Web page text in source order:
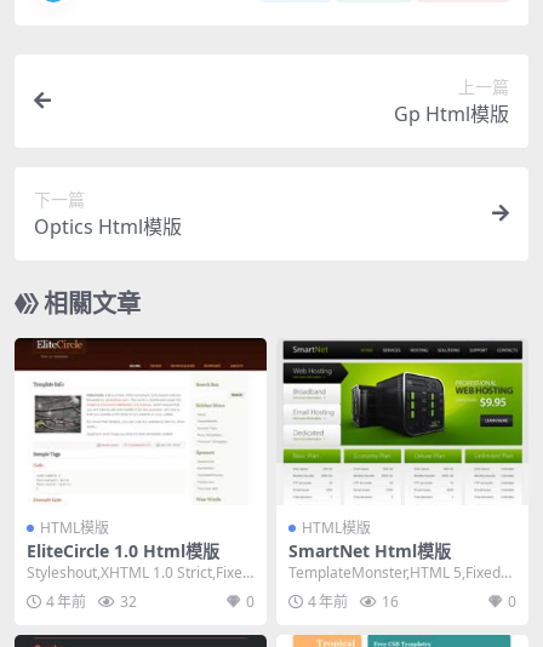
上一篇
Gp Html模版
下一篇
Optics Html模版
相關文章
HTML模版
EliteCircle 1.0 Html模版
Styleshout,XHTML 1.0 Strict,Fixed
Width,...
4 年前 32 0
HTML模版
SmartNet Html模版
TemplateMonster,HTML 5,Fixed
Width, 2 Co...
4 年前 16 0